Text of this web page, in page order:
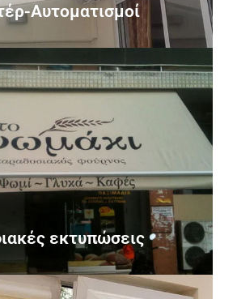
Αυτοματισμοί
εκτυπώσεις
εκτυπώσεις
εκτύπωση μακέτας σε ειδικό
για επαγγελματική ή οικιακή χρήση.
Περισσότερα